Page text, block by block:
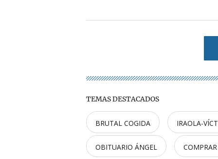
TEMAS DESTACADOS
BRUTAL COGIDA IRAOLA-
OBITUARIO ÁNGEL